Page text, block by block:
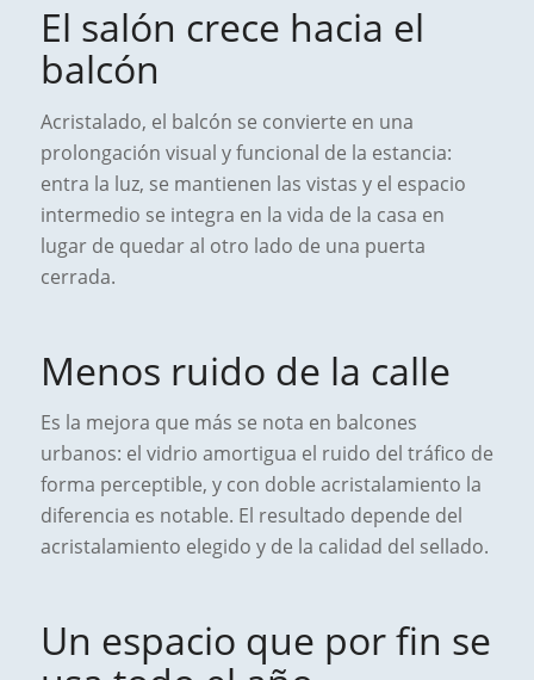
El salón crece hacia el
balcón
Acristalado, el balcón se convierte en una
prolongación visual y funcional de la estancia:
entra la luz, se mantienen las vistas y el espacio
intermedio se integra en la vida de la casa en
lugar de quedar al otro lado de una puerta
cerrada.
Menos ruido de la calle
Es la mejora que más se nota en balcones
urbanos: el vidrio amortigua el ruido del tráfico de
forma perceptible, y con doble acristalamiento la
diferencia es notable. El resultado depende del
acristalamiento elegido y de la calidad del sellado.
Un espacio que por fin se